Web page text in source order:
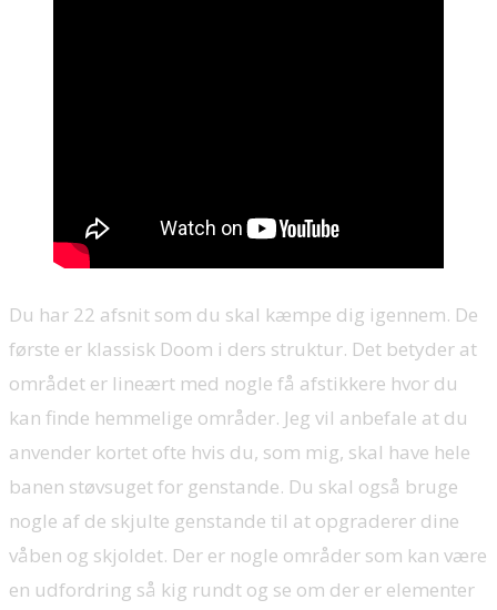
Du har 22 afsnit som du skal kæmpe dig igennem. De
første er klassisk Doom i ders struktur. Det betyder at
området er lineært med nogle få afstikkere hvor du
kan finde hemmelige områder. Jeg vil anbefale at du
anvender kortet ofte hvis du, som mig, skal have hele
banen støvsuget for genstande. Du skal også bruge
nogle af de skjulte genstande til at opgraderer dine
våben og skjoldet. Der er nogle områder som kan være
en udfordring så kig rundt og se om der er elementer